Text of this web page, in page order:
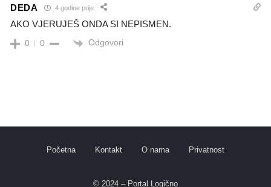
DEDA 4 godine prije
AKO VJERUJEŠ ONDA SI NEPISMEN.
0 0 Odgovori
Početna Kontakt O nama Privatnost
© 2024 – Portal Logično